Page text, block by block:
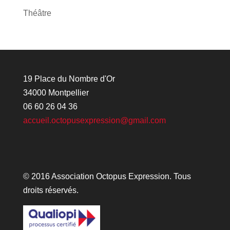
Théâtre
19 Place du Nombre d'Or
34000 Montpellier
06 60 26 04 36
accueil.octopusexpression@gmail.com
© 2016 Association Octopus Expression. Tous
droits réservés.